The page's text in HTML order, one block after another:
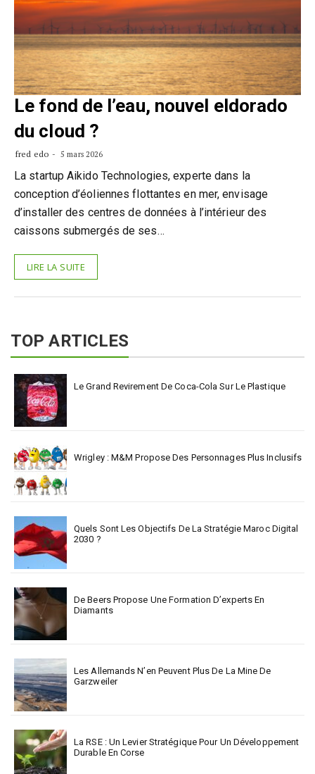
Le fond de l’eau, nouvel eldorado
du cloud ?
fred edo 5 mars 2026
La startup Aikido Technologies, experte dans la
conception d’éoliennes flottantes en mer, envisage
d’installer des centres de données à l’intérieur des
caissons submergés de ses…
LIRE LA SUITE
TOP ARTICLES
Le Grand Revirement De Coca-Cola Sur Le Plastique
Wrigley : M&M Propose Des Personnages Plus Inclusifs
Quels Sont Les Objectifs De La Stratégie Maroc Digital
2030 ?
De Beers Propose Une Formation D’experts En
Diamants
Les Allemands N’en Peuvent Plus De La Mine De
Garzweiler
La RSE : Un Levier Stratégique Pour Un Développement
Durable En Corse